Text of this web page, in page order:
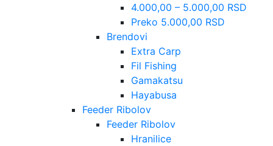
4.000,00 – 5.000,00 RSD
Preko 5.000,00 RSD
Brendovi
Extra Carp
Fil Fishing
Gamakatsu
Hayabusa
Feeder Ribolov
Feeder Ribolov
Hranilice